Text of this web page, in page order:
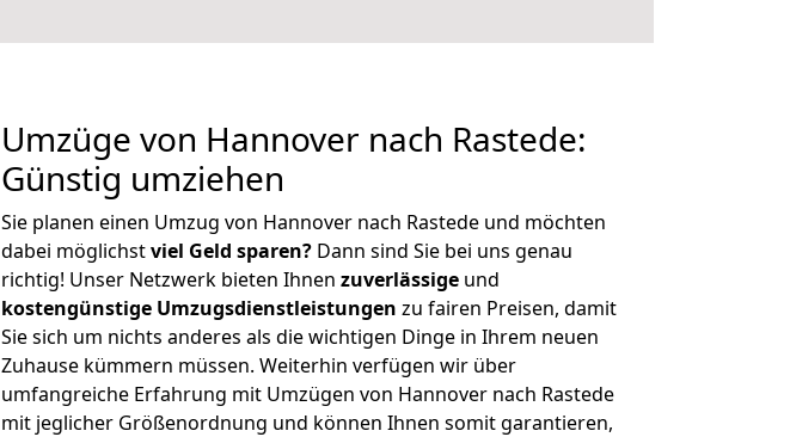
Umzüge von Hannover nach Rastede:
Günstig umziehen
Sie planen einen Umzug von Hannover nach Rastede und möchten
dabei möglichstviel Geld sparen? Dann sind Sie bei uns genau
richtig! Unser Netzwerk bieten Ihnen zuverlässige und
kostengünstige Umzugsdienstleistungen zu fairen Preisen, damit
Sie sich um nichts anderes als die wichtigen Dinge in Ihrem neuen
Zuhause kümmern müssen. Weiterhin verfügen wir über
umfangreiche Erfahrung mit Umzügen von Hannover nach Rastede
mit jeglicher Größenordnung und können Ihnen somit garantieren,